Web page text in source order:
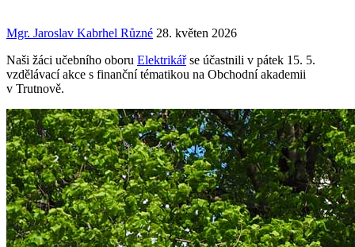
Mgr. Jaroslav Kabrhel Různé 28. květen 2026
Naši žáci učebního oboru Elektrikářse účastnili v pátek 15. 5.
vzdělávací akce s finanční tématikou na Obchodní akademii
v Trutnově.